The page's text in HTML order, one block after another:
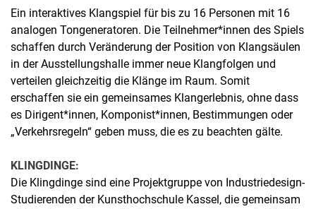
Ein interaktives Klangspiel für bis zu 16 Personen mit 16
analogen Tongeneratoren. Die Teilnehmer*innen des Spiels
schaffen durch Veränderung der Position von Klangsäulen
in der Ausstellungshalle immer neue Klangfolgen und
verteilen gleichzeitig die Klänge im Raum. Somit
erschaffen sie ein gemeinsames Klangerlebnis, ohne dass
es Dirigent*innen, Komponist*innen, Bestimmungen oder
„Verkehrsregeln“ geben muss, die es zu beachten gälte.
KLINGDINGE:
Die Klingdinge sind eine Projektgruppe von Industriedesign-
Studierenden der Kunsthochschule Kassel, die gemeinsam